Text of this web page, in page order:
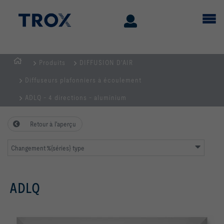
d'accueil
Produits DIFFUSION D'AIR
Diffuseurs plafonniers à écoulement
ADLQ - 4 directions - aluminium
Retour à l'aperçu
Changement %{séries} type
ADLQ